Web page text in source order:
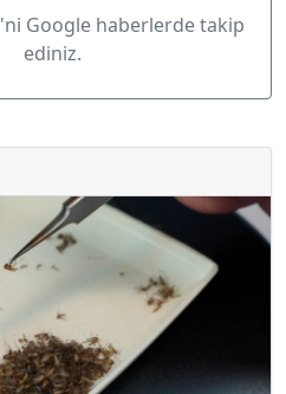
'ni Google haberlerde takip
ediniz.